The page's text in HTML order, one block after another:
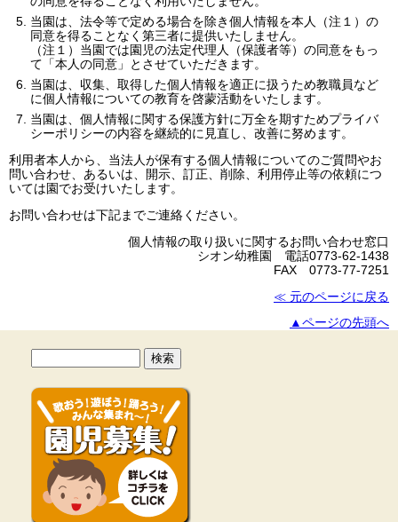
当園は、法令等で定める場合を除き個人情報を本人（注１）の
同意を得ることなく第三者に提供いたしません。
（注１）当園では園児の法定代理人（保護者等）の同意をもっ
て「本人の同意」とさせていただきます。
当園は、収集、取得した個人情報を適正に扱うため教職員など
に個人情報についての教育を啓蒙活動をいたします。
当園は、個人情報に関する保護方針に万全を期すためプライバ
シーポリシーの内容を継続的に見直し、改善に努めます。
利用者本人から、当法人が保有する個人情報についてのご質問やお
問い合わせ、あるいは、開示、訂正、削除、利用停止等の依頼につ
いては園でお受けいたします。
お問い合わせは下記までご連絡ください。
個人情報の取り扱いに関するお問い合わせ窓口
シオン幼稚園 電話0773-62-1438
FAX 0773-77-7251
≪ 元のページに戻る
▲ページの先頭へ